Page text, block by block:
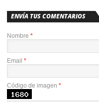
ENVÍA TUS COMENTARIOS
Nombre *
Email *
Código de imagen *